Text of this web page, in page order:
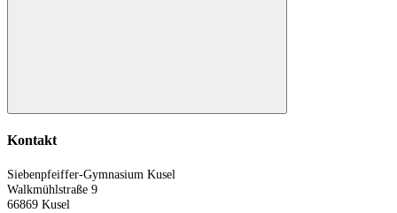
Suchen
Kontakt
Siebenpfeiffer-Gymnasium Kusel
Walkmühlstraße 9
66869 Kusel